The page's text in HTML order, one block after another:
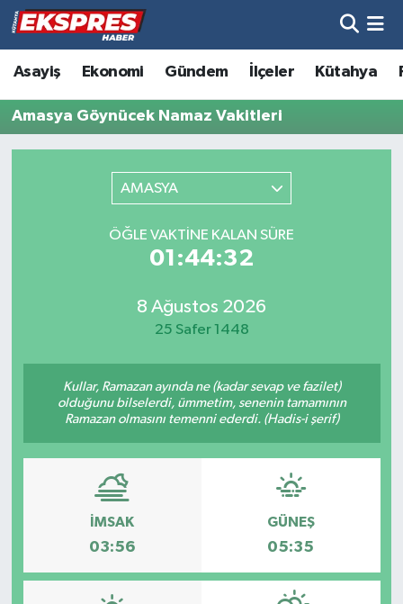
Asayiş Ekonomi Gündem İlçeler Kütahya
Amasya Göynücek Namaz Vakitleri
AMASYA
ÖĞLE VAKTINE KALAN SÜRE
01:44:32
8 Ağustos 2026
25 Safer 1448
Kullar, Ramazan ayında ne (kadar sevap ve fazilet)
olduğunu bilselerdi, ümmetim, senenin tamamının
Ramazan olmasını temenni ederdi. (Hadis-i şerif)
İMSAK
03:56
GÜNEŞ
05:35
Altıntaş
Asayiş
Biyografiler
Çavdarhisar
Dumlupınar
Ekonomi
Emet
Hava Durumu
Trafik Durumu
Tüm Manşetler
Son Dakika Haberleri